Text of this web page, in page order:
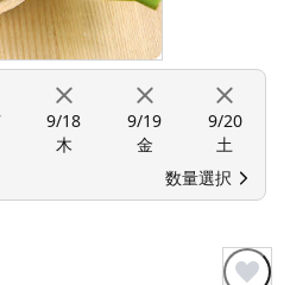
9/18
木
9/19
金
9/20
土
数量選択